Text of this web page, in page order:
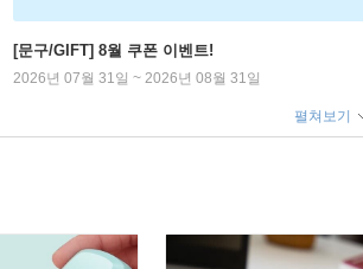
[문구/GIFT] 8월 쿠폰 이벤트!
2026년 07월 31일 ~ 2026년 08월 31일
펼쳐보기